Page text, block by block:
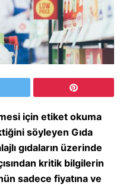
için etiket okuma
söyleyen Gıda
gıdaların üzerinde
kritik bilgilerin
sadece fiyatına ve